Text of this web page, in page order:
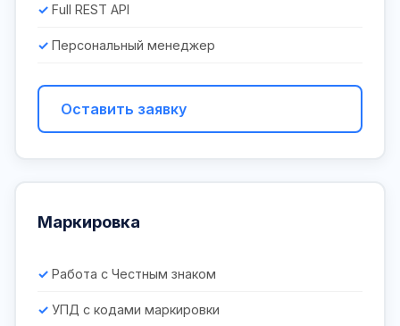
Full REST API
Персональный менеджер
Оставить заявку
Маркировка
Работа с Честным знаком
УПД с кодами маркировки